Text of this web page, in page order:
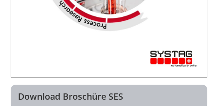
Download Broschüre SES